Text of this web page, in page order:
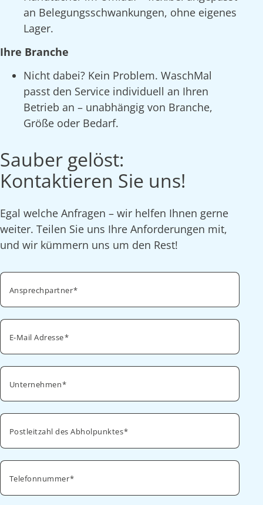
an Belegungsschwankungen, ohne eigenes
Lager.
Ihre Branche
Nicht dabei? Kein Problem. WaschMal
passt den Service individuell an Ihren
Betrieb an – unabhängig von Branche,
Größe oder Bedarf.
Sauber gelöst:
Kontaktieren Sie uns!
Egal welche Anfragen – wir helfen Ihnen gerne
weiter. Teilen Sie uns Ihre Anforderungen mit,
und wir kümmern uns um den Rest!
Ansprechpartner
E-Mail Adresse
Unternehmen
Postleitzahl des Abholpunktes
Telefonnummer